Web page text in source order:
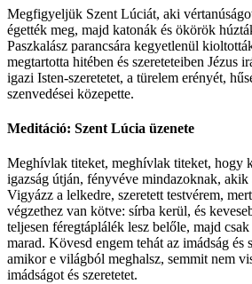
Megfigyeljük Szent Lúciát, aki
égették meg, majd katonák és ökörök
Paszkalász parancsára kegyetlenül
megtartotta hitében és szereteteiben Jézus
igazi Isten-szeretetet, a türelem erényét,
szenvedései közepette.
Meditáció: Szent Lúcia üzenete
Meghívlak titeket, meghívlak titeket, hogy
igazság útján, fényvéve mindazoknak, akik
Vigyázz a lelkedre, szeretett testvérem,
végzethez van kötve: sírba kerül, és
teljesen féregtáplálék lesz belőle, majd
marad. Kövesd engem tehát az imádság és
amikor e világból meghalsz, semmit nem
imádságot és szeretetet.